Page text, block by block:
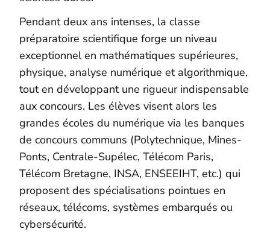
Pendant deux ans intenses, la classe
préparatoire scientifique forge un niveau
exceptionnel en mathématiques supérieures,
physique, analyse numérique et algorithmique,
tout en développant une rigueur indispensable
aux concours. Les élèves visent alors les
grandes écoles du numérique via les banques
de concours communs (Polytechnique, Mines-
Ponts, Centrale-Supélec, Télécom Paris,
Télécom Bretagne, INSA, ENSEEIHT, etc.) qui
proposent des spécialisations pointues en
réseaux, télécoms, systèmes embarqués ou
cybersécurité.